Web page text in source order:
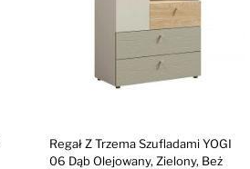
Regał Z Trzema Szufladami YOGI
06 Dąb Olejowany, Zielony, Beż